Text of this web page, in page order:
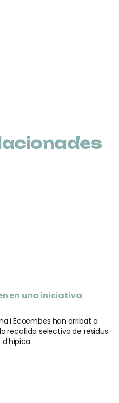
en una iniciativa
i Ecoembes han arribat a
recollida selectiva de residus